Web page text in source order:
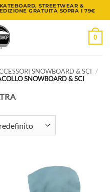
STREETWEAR &
GRATUITA SOPRA I 79€
0
SNOWBOARD & SCI /
SNOWBOARD & SCI